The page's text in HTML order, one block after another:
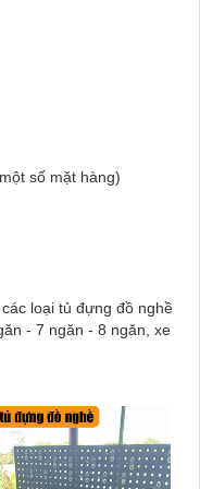
số mặt hàng)
loại tủ đựng đồ nghề
- 7 ngăn - 8 ngăn, xe